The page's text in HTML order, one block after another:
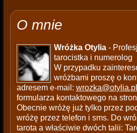
O mnie
Wróżka Otylia-
tarocistka i numerolog
W przypadku
wróżbami proszę o
adresem e-mail: wrozka@otylia.pl
formularza kontaktowego na
Obecnie wróżę już tylko przez
wróżę przez telefon i sms. Do
tarota a właściwie dwóch talii: